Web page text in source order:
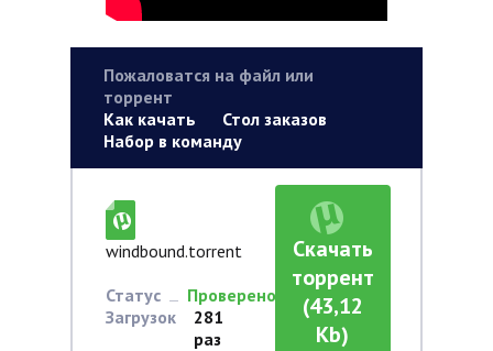
Пожаловатся на файл или
торрент
Как качать
Стол заказов
Набор в команду
windbound.torrent
Статус
Проверено
Загрузок
281
раз
Скачать
торрент
(43,12
Kb)